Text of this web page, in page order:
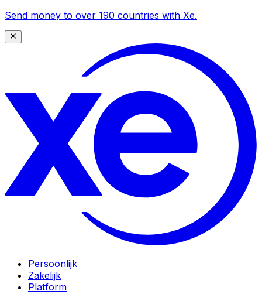
Send money to over 190 countries with Xe.
Persoonlijk
Zakelijk
Platform